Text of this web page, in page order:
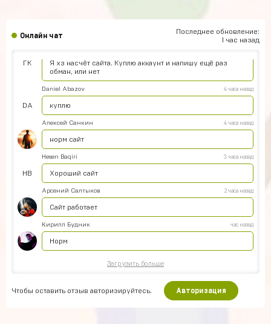
Онлайн чат
Последнее обновление:
1 час назад
ГК
Я хз насчёт сайта. Куплю аккаунт и напишу ещё раз
обман, или нет
DA
Daniel Abazov 4 часа назад
куплю
Алексей Санкин 4 часа назад
норм сайт
HB
Hesen Baqiri 3 часа назад
Хороший сайт
Арсений Салтыков 2 часа назад
Сайт работает
Кирилл Будник час назад
Норм
Загрузить больше
Чтобы оставить отзыв авторизируйтесь. Авторизация